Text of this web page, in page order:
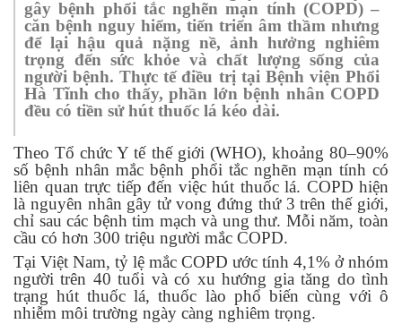
gây bệnh phổi tắc nghẽn mạn tính (COPD) –
căn bệnh nguy hiểm, tiến triển âm thầm nhưng
để lại hậu quả nặng nề, ảnh hưởng nghiêm
trọng đến sức khỏe và chất lượng sống của
người bệnh. Thực tế điều trị tại Bệnh viện Phổi
Hà Tĩnh cho thấy, phần lớn bệnh nhân COPD
đều có tiền sử hút thuốc lá kéo dài.
Theo Tổ chức Y tế thế giới (WHO), khoảng 80–90%
số bệnh nhân mắc bệnh phổi tắc nghẽn mạn tính có
liên quan trực tiếp đến việc hút thuốc lá. COPD hiện
là nguyên nhân gây tử vong đứng thứ 3 trên thế giới,
chỉ sau các bệnh tim mạch và ung thư. Mỗi năm, toàn
cầu có hơn 300 triệu người mắc COPD.
Tại Việt Nam, tỷ lệ mắc COPD ước tính 4,1% ở nhóm
người trên 40 tuổi và có xu hướng gia tăng do tình
trạng hút thuốc lá, thuốc lào phổ biến cùng với ô
nhiễm môi trường ngày càng nghiêm trọng.